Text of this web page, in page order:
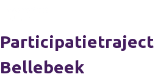
Participatietraject
Bellebeek